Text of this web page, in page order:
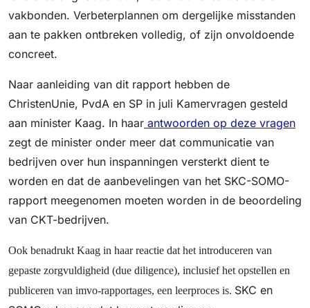
vakbonden. Verbeterplannen om dergelijke misstanden
aan te pakken ontbreken volledig, of zijn onvoldoende
concreet.
Naar aanleiding van dit rapport hebben de
ChristenUnie, PvdA en SP in juli Kamervragen gesteld
aan minister Kaag. In haar antwoorden op deze vragen
zegt de minister onder meer dat communicatie van
bedrijven over hun inspanningen versterkt dient te
worden en dat de aanbevelingen van het SKC-SOMO-
rapport meegenomen moeten worden in de beoordeling
van CKT-bedrijven.
Ook benadrukt Kaag in haar reactie dat het introduceren van
gepaste zorgvuldigheid (due diligence), inclusief het opstellen en
publiceren van imvo-rapportages, een leerproces is. SKC en